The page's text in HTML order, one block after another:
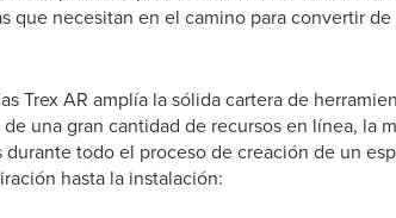
que necesitan en el camino para convertir
Trex AR amplía la sólida cartera de
una gran cantidad de recursos en línea, la
todo el proceso de creación de un
hasta la instalación: